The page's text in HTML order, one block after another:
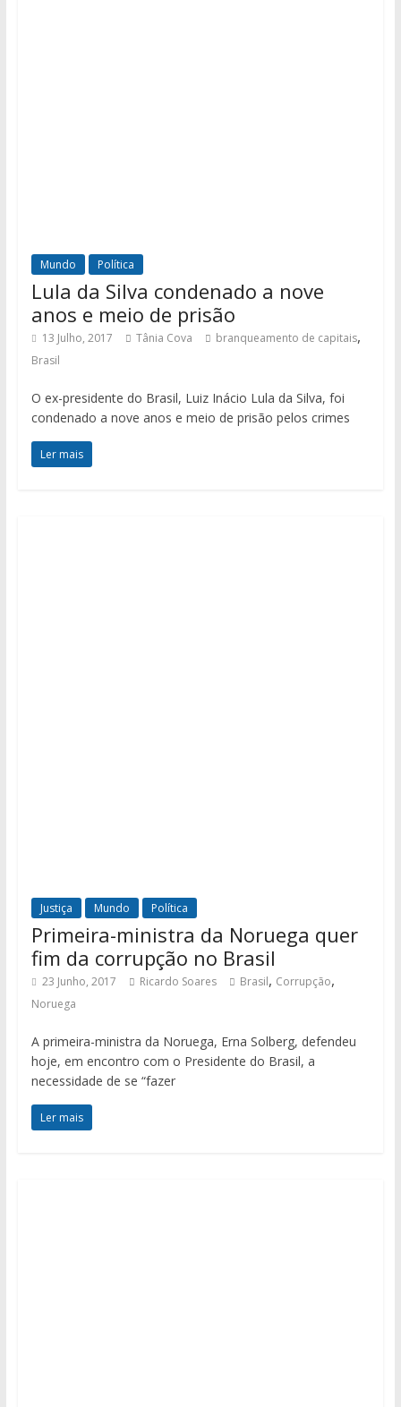
Mundo Política
Lula da Silva condenado a nove
anos e meio de prisão
13 Julho, 2017 Tânia Cova branqueamento de capitais,
Brasil
O ex-presidente do Brasil, Luiz Inácio Lula da Silva, foi
condenado a nove anos e meio de prisão pelos crimes
Ler mais
Justiça Mundo Política
Primeira-ministra da Noruega quer
fim da corrupção no Brasil
23 Junho, 2017 Ricardo Soares Brasil, Corrupção,
Noruega
A primeira-ministra da Noruega, Erna Solberg, defendeu
hoje, em encontro com o Presidente do Brasil, a
necessidade de se “fazer
Ler mais